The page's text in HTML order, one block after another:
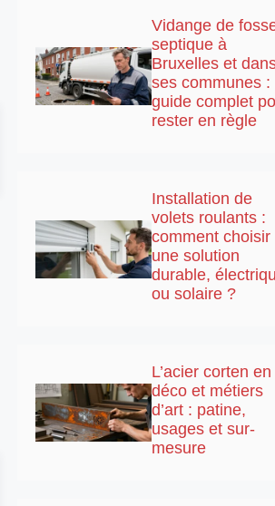
Vidange de
septique à
Bruxelles et
ses communes :
guide complet
rester en règle
Installation de
volets roulants :
comment choisir
une solution
durable,
ou solaire ?
L’acier corten en
déco et métiers
d’art : patine,
usages et sur-
mesure